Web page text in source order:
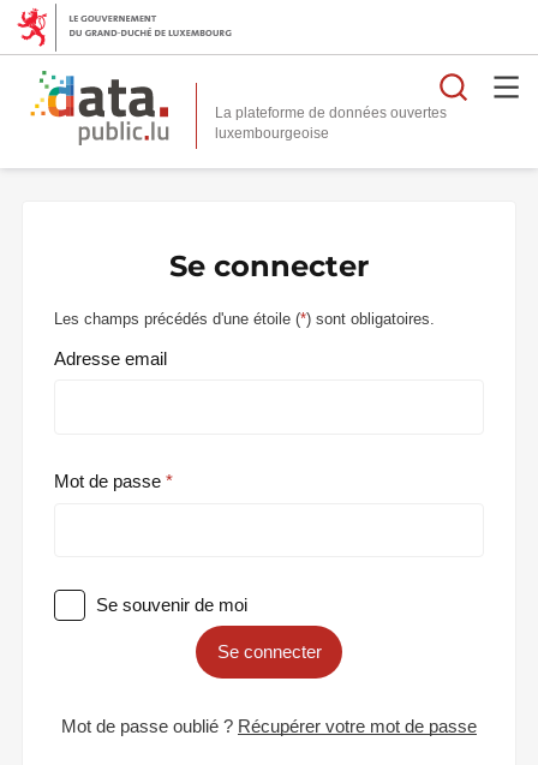
La plateforme de données ouvertes
Se connecter
Les champs précédés d'une étoile (*) sont obligatoires.
Adresse email
Mot de passe
Se souvenir de moi
Se connecter
Mot de passe oublié ? Récupérer votre mot de passe